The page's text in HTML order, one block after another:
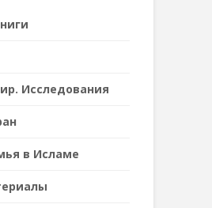
Исследования
в Исламе